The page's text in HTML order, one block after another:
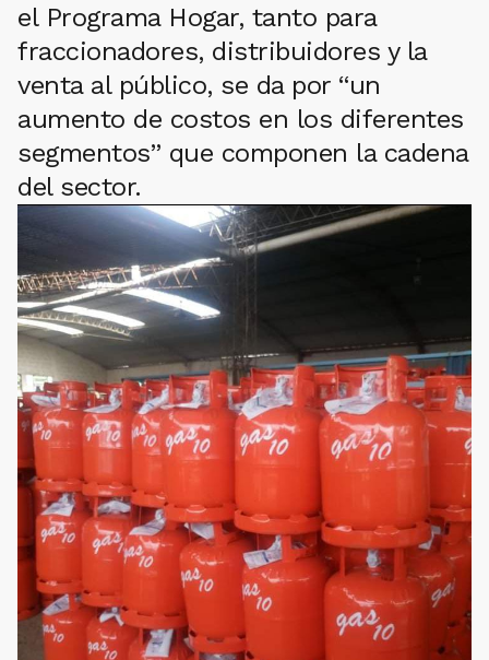
el Programa Hogar, tanto para
fraccionadores, distribuidores y la
venta al público, se da por “un
aumento de costos en los diferentes
segmentos” que componen la cadena
del sector.